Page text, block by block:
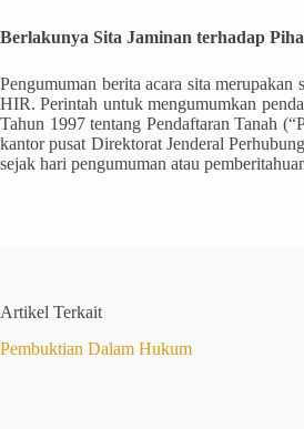
Berlakunya Sita Jaminan terhadap
Pengumuman berita acara sita
HIR. Perintah untuk mengumumkan
Tahun 1997 tentang Pendaftaran Tanah
kantor pusat Direktorat Jenderal
sejak hari pengumuman atau
Artikel Terkait
Pembuktian Dalam Hukum